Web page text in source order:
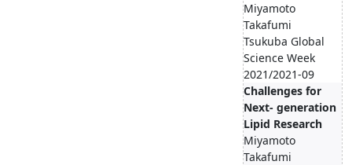
Miyamoto
Takafumi
Tsukuba Global
Science Week
2021/2021-09
Challenges for
Next- generation
Lipid Research
Miyamoto
Takafumi